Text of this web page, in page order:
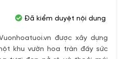
được xây dựng
khu vườn hoa tràn đầy sức
Đã kiểm duyệt nội dung